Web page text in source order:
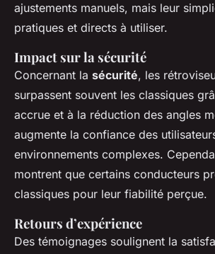
ajustements manuels, mais leur
pratiques et directs à utiliser.
Impact sur la sécurité
Concernant la sécurité, les
surpassent souvent les classiques
accrue et à la réduction des angles
augmente la confiance des
environnements complexes.
montrent que certains conducteurs
classiques pour leur fiabilité perçue.
Retours d’expérience
Des témoignages soulignent la